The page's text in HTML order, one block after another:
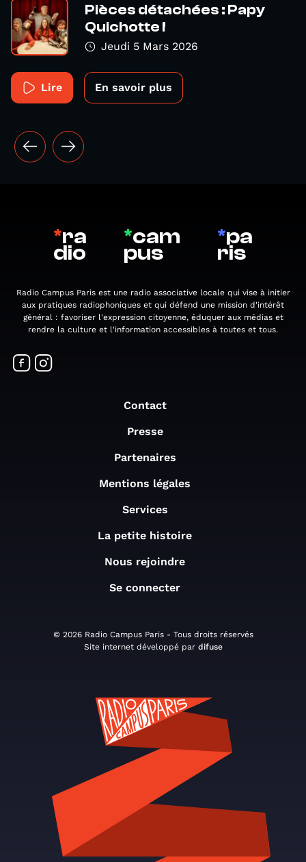
Pièces détachées : Papy
Quichotte !
Jeudi 5 Mars 2026
Lire En savoir plus
*ra
dio
*cam
pus
*pa
ris
Radio Campus Paris est une radio associative locale qui vise à initier
aux pratiques radiophoniques et qui défend une mission d'intérêt
général : favoriser l'expression citoyenne, éduquer aux médias et
rendre la culture et l'information accessibles à toutes et tous.
Contact
Presse
Partenaires
Mentions légales
Services
La petite histoire
Nous rejoindre
Se connecter
© 2026 Radio Campus Paris - Tous droits réservés
Site internet développé par difuse